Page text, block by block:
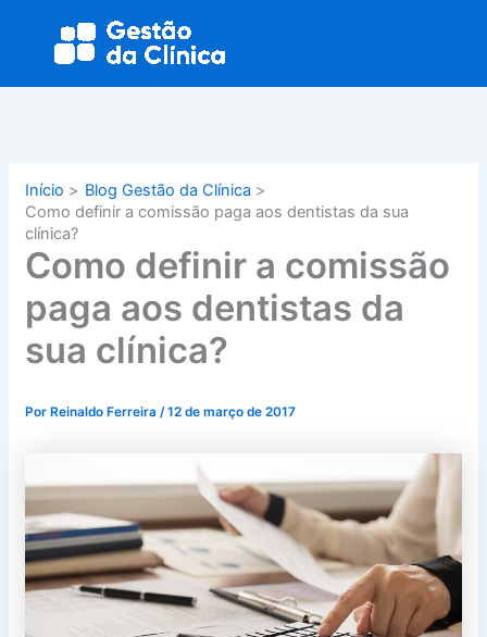
conteúdo
Início
Blog Gestão da Clínica
Como definir a comissão paga aos dentistas da sua
clínica?
Como definir a comissão
paga aos dentistas da
sua clínica?
Por Reinaldo Ferreira /12 de março de 2017